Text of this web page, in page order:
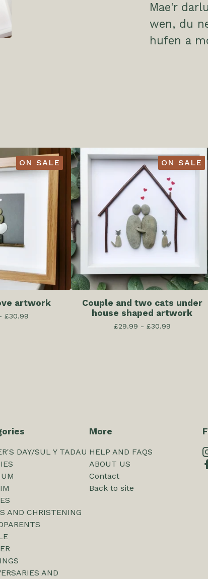
Mae'r
wen, du
hufen a
ON SALE
artwork
£30.99
ON SALE
Couple and two cats under
house shaped artwork
£29.99 - £30.99
DAY/SUL Y TADAU
AND CHRISTENING
AND
More
HELP AND FAQS
ABOUT US
Contact
Back to site